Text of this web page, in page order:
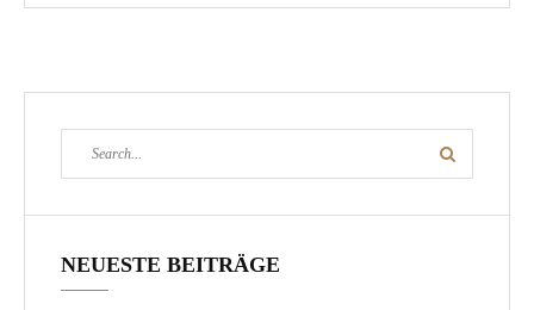
for:
Search
NEUESTE BEITRÄGE